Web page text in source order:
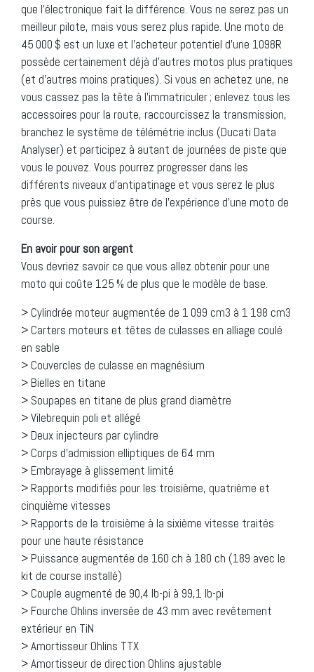
que l’électronique fait la différence. Vous ne serez pas un
meilleur pilote, mais vous serez plus rapide. Une moto de
45 000 $ est un luxe et l’acheteur potentiel d’une 1098R
possède certainement déjà d’autres motos plus pratiques
(et d’autres moins pratiques). Si vous en achetez une, ne
vous cassez pas la tête à l’immatriculer ; enlevez tous les
accessoires pour la route, raccourcissez la transmission,
branchez le système de télémétrie inclus (Ducati Data
Analyser) et participez à autant de journées de piste que
vous le pouvez. Vous pourrez progresser dans les
différents niveaux d’antipatinage et vous serez le plus
près que vous puissiez être de l’expérience d’une moto de
course.
En avoir pour son argent
Vous devriez savoir ce que vous allez obtenir pour une
moto qui coûte 125 % de plus que le modèle de base.
> Cylindrée moteur augmentée de 1 099 cm3 à 1 198 cm3
> Carters moteurs et têtes de culasses en alliage coulé
en sable
> Couvercles de culasse en magnésium
> Bielles en titane
> Soupapes en titane de plus grand diamètre
> Vilebrequin poli et allégé
> Deux injecteurs par cylindre
> Corps d’admission elliptiques de 64 mm
> Embrayage à glissement limité
> Rapports modifiés pour les troisième, quatrième et
cinquième vitesses
> Rapports de la troisième à la sixième vitesse traités
pour une haute résistance
> Puissance augmentée de 160 ch à 180 ch (189 avec le
kit de course installé)
> Couple augmenté de 90,4 lb-pi à 99,1 lb-pi
> Fourche Ohlins inversée de 43 mm avec revêtement
extérieur en TiN
> Amortisseur Ohlins TTX
> Amortisseur de direction Ohlins ajustable